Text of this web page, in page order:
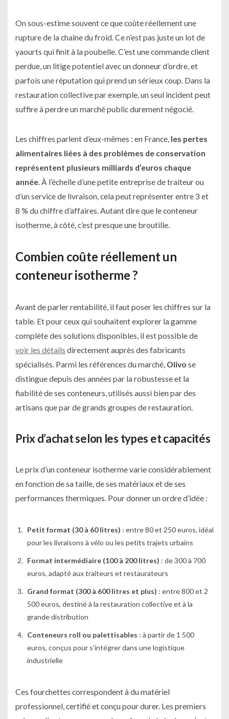
On sous-estime souvent ce que coûte réellement une
rupture de la chaîne du froid. Ce n’est pas juste un lot de
yaourts qui finit à la poubelle. C’est une commande client
perdue, un litige potentiel avec un donneur d’ordre, et
parfois une réputation qui prend un sérieux coup. Dans la
restauration collective par exemple, un seul incident peut
suffire à perdre un marché public durement négocié.
Les chiffres parlent d’eux-mêmes : en France, les pertes
alimentaires liées à des problèmes de conservation
représentent plusieurs milliards d’euros chaque
année. À l’échelle d’une petite entreprise de traiteur ou
d’un service de livraison, cela peut représenter entre 3 et
8 % du chiffre d’affaires. Autant dire que le conteneur
isotherme, à côté, c’est presque une broutille.
Combien coûte réellement un
conteneur isotherme ?
Avant de parler rentabilité, il faut poser les chiffres sur la
table. Et pour ceux qui souhaitent explorer la gamme
complète des solutions disponibles, il est possible de
voir les détails directement auprès des fabricants
spécialisés. Parmi les références du marché, Olivo se
distingue depuis des années par la robustesse et la
fiabilité de ses conteneurs, utilisés aussi bien par des
artisans que par de grands groupes de restauration.
Prix d’achat selon les types et capacités
Le prix d’un conteneur isotherme varie considérablement
en fonction de sa taille, de ses matériaux et de ses
performances thermiques. Pour donner un ordre d’idée :
Petit format (30 à 60 litres) : entre 80 et 250 euros, idéal
pour les livraisons à vélo ou les petits trajets urbains
Format intermédiaire (100 à 200 litres) : de 300 à 700
euros, adapté aux traiteurs et restaurateurs
Grand format (300 à 600 litres et plus) : entre 800 et 2
500 euros, destiné à la restauration collective et à la
grande distribution
Conteneurs roll ou palettisables : à partir de 1 500
euros, conçus pour s’intégrer dans une logistique
industrielle
Ces fourchettes correspondent à du matériel
professionnel, certifié et conçu pour durer. Les premiers